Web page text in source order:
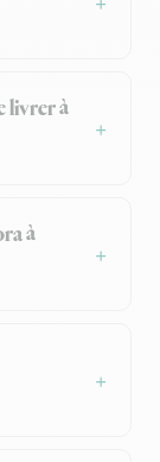
livrer à
à